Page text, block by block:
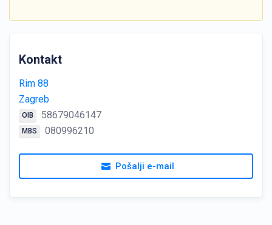
Kontakt
Rim 88
Zagreb
OIB 58679046147
MBS 080996210
Pošalji e-mail